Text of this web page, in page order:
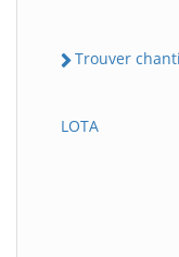
Trouver
LOTA